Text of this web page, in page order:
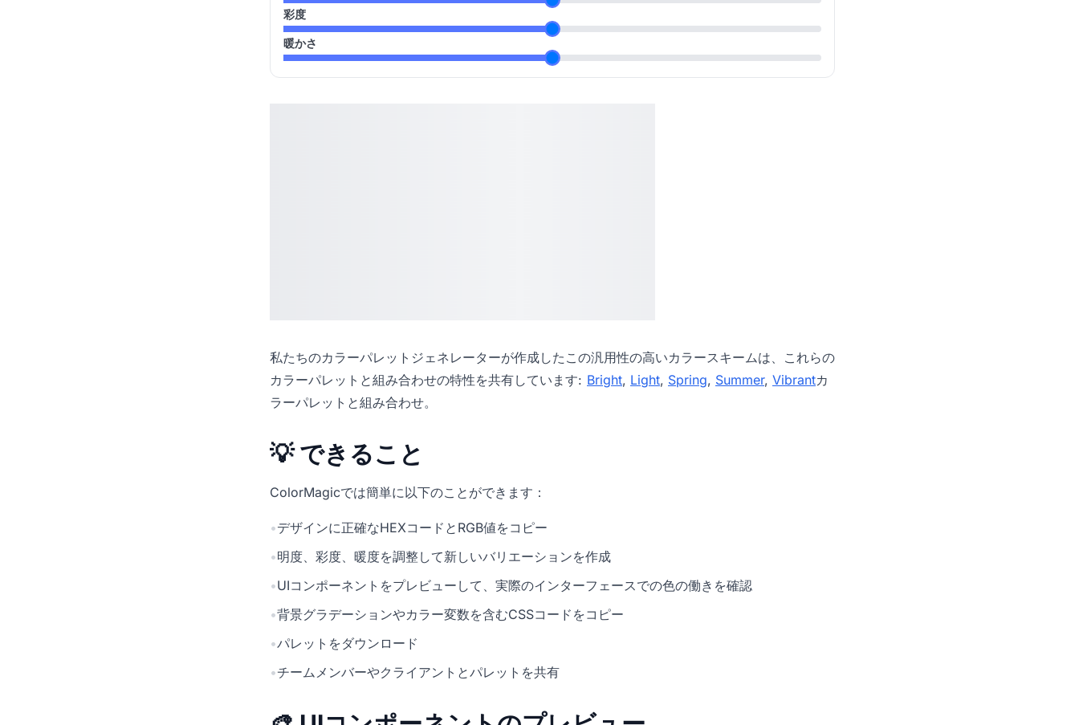
彩度
暖かさ
私たちのカラーパレットジェネレーターが作成したこの汎用性の高いカラースキームは、これらの
カラーパレットと組み合わせの特性を共有しています: Bright, Light, Spring, Summer, Vibrantカ
ラーパレットと組み合わせ。
💡 できること
ColorMagicでは簡単に以下のことができます：
•デザインに正確なHEXコードとRGB値をコピー
•明度、彩度、暖度を調整して新しいバリエーションを作成
•UIコンポーネントをプレビューして、実際のインターフェースでの色の働きを確認
•背景グラデーションやカラー変数を含むCSSコードをコピー
•パレットをダウンロード
•チームメンバーやクライアントとパレットを共有